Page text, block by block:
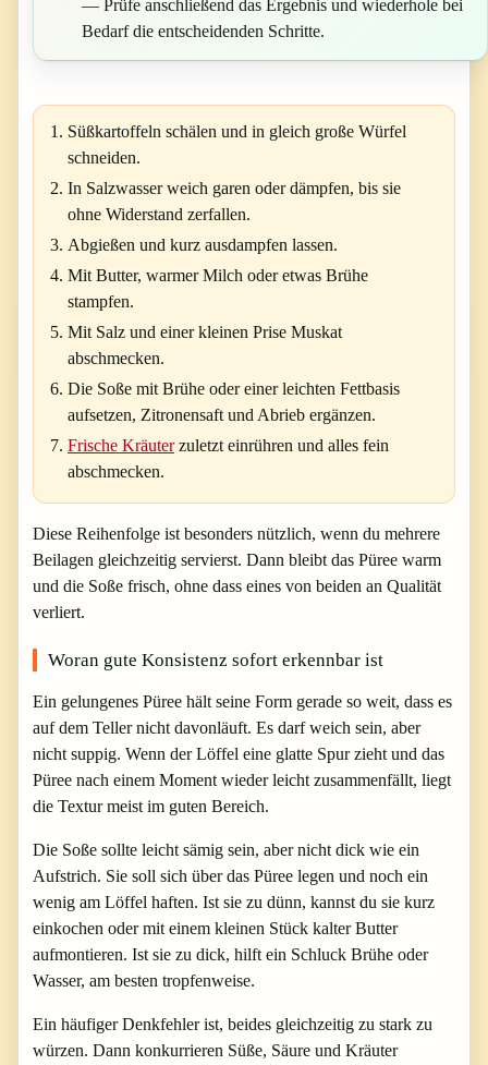
— Prüfe anschließend das Ergebnis und wiederhole bei
Bedarf die entscheidenden Schritte.
Süßkartoffeln schälen und in gleich große Würfel
schneiden.
In Salzwasser weich garen oder dämpfen, bis sie
ohne Widerstand zerfallen.
Abgießen und kurz ausdampfen lassen.
Mit Butter, warmer Milch oder etwas Brühe
stampfen.
Mit Salz und einer kleinen Prise Muskat
abschmecken.
Die Soße mit Brühe oder einer leichten Fettbasis
aufsetzen, Zitronensaft und Abrieb ergänzen.
Frische Kräuterzuletzt einrühren und alles fein
abschmecken.
Diese Reihenfolge ist besonders nützlich, wenn du mehrere
Beilagen gleichzeitig servierst. Dann bleibt das Püree warm
und die Soße frisch, ohne dass eines von beiden an Qualität
verliert.
Woran gute Konsistenz sofort erkennbar ist
Ein gelungenes Püree hält seine Form gerade so weit, dass es
auf dem Teller nicht davonläuft. Es darf weich sein, aber
nicht suppig. Wenn der Löffel eine glatte Spur zieht und das
Püree nach einem Moment wieder leicht zusammenfällt, liegt
die Textur meist im guten Bereich.
Die Soße sollte leicht sämig sein, aber nicht dick wie ein
Aufstrich. Sie soll sich über das Püree legen und noch ein
wenig am Löffel haften. Ist sie zu dünn, kannst du sie kurz
einkochen oder mit einem kleinen Stück kalter Butter
aufmontieren. Ist sie zu dick, hilft ein Schluck Brühe oder
Wasser, am besten tropfenweise.
Ein häufiger Denkfehler ist, beides gleichzeitig zu stark zu
würzen. Dann konkurrieren Süße, Säure und Kräuter